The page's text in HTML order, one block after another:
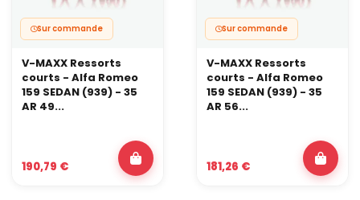
Sur commande
V-MAXX Ressorts
courts - Alfa Romeo
159 SEDAN (939) - 35
AR 49...
190,79 €
Sur commande
V-MAXX Ressorts
courts - Alfa Romeo
159 SEDAN (939) - 35
AR 56...
181,26 €